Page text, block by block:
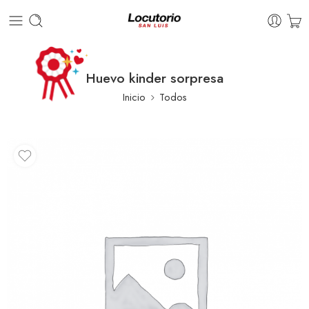
Huevo kinder sorpresa
Inicio Todos